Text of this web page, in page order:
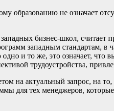
не означает
западных бизнес-школ,
западным стандартам, в
и то же, это означает,
трудоустройства,
на актуальный запрос, на
для тех менеджеров,